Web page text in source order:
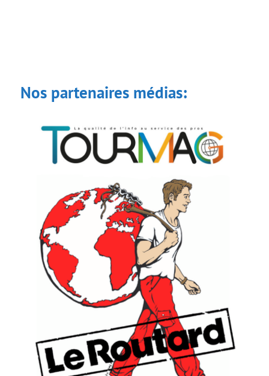
Nos partenaires médias: